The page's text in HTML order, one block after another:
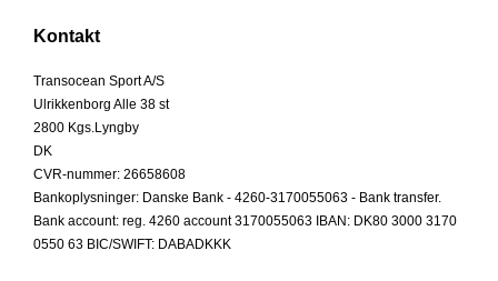
Kontakt
Transocean Sport A/S
Ulrikkenborg Alle 38 st
2800 Kgs.Lyngby
DK
CVR-nummer: 26658608
Bankoplysninger: Danske Bank - 4260-3170055063 - Bank transfer.
Bank account: reg. 4260 account 3170055063 IBAN: DK80 3000 3170
0550 63 BIC/SWIFT: DABADKKK